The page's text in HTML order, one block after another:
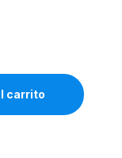
- Lexus
carrito